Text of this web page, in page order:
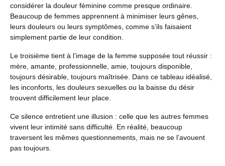
considérer la douleur féminine comme presque ordinaire.
Beaucoup de femmes apprennent à minimiser leurs gênes,
leurs douleurs ou leurs symptômes, comme s’ils faisaient
simplement partie de leur condition.
Le troisième tient à l’image de la femme supposée tout réussir :
mère, amante, professionnelle, amie, toujours disponible,
toujours désirable, toujours maîtrisée. Dans ce tableau idéalisé,
les inconforts, les douleurs sexuelles ou la baisse du désir
trouvent difficilement leur place.
Ce silence entretient une illusion : celle que les autres femmes
vivent leur intimité sans difficulté. En réalité, beaucoup
traversent les mêmes questionnements, mais ne se l’avouent
pas toujours.